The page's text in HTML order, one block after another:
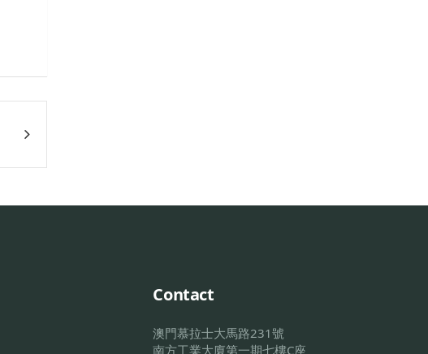
Contact
澳門慕拉士大馬路231號
南方工業大廈第一期七樓C座